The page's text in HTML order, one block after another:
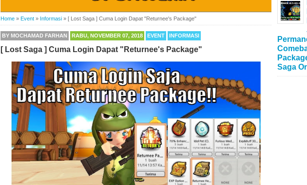
Home » Event » Informasi » [ Lost Saga ] Cuma Login Dapat "Returnee's Package"
BY MOCHAMAD FARHAN RABU, NOVEMBER 07, 2018 EVENT INFORMASI
[ Lost Saga ] Cuma Login Dapat "Returnee's Package"
Saga